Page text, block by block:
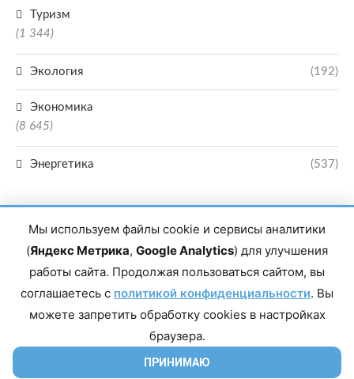
Туризм
(1 344)
Экология (192)
Экономика
(8 645)
Энергетика (537)
Главный редактор сетевого издания Магомаев Тимур Нухович. Контакты
редакции: 8(988)-292-94-34 Почта: vestiskfo@gmail.com По вопросам
Дагестан, г. Махачкала, пр-т Насрутдинова, д. 1а. Все права защищены.
Копирование и использование полных материалов запрещено, частичное
цитирование возможно только при условии гиперссылки на сайт mirmol.ru.
Мы используем файлы cookie и сервисы аналитики
(Яндекс Метрика, Google Analytics) для улучшения
работы сайта. Продолжая пользоваться сайтом, вы
соглашаетесь с политикой конфиденциальности. Вы
можете запретить обработку cookies в настройках
браузера.
ПРИНИМАЮ